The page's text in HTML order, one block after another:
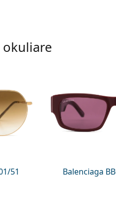
okuliare
51 Balenciaga